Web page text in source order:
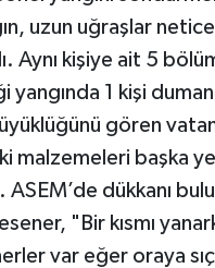
uzun uğraşlar
Aynı kişiye ait 5
yangında 1 kişi
gören
malzemeleri başka
ASEM’de dükkanı
"Bir kısmı
var eğer oraya